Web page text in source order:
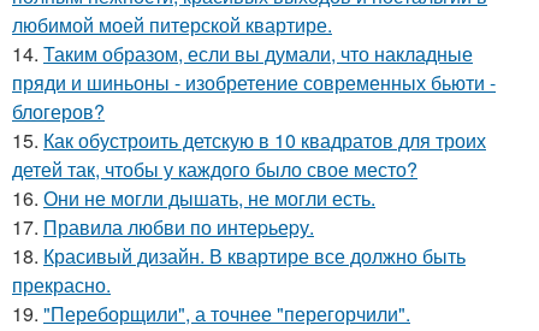
любимой моей питерской квартире.
14. Таким образом, если вы думали, что накладные
пряди и шиньоны - изобретение современных бьюти -
блогеров?
15. Как обустроить детскую в 10 квадратов для троих
детей так, чтобы у каждого было свое место?
16. Они не могли дышать, не могли есть.
17. Правила любви по интеpьеpу.
18. Красивый дизайн. В квартире все должно быть
прекрасно.
19. "Переборщили", а точнее "перегорчили".